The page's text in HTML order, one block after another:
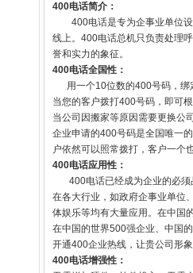
400电话简介：
400电话是专为企事业单位设
线上。400电话总机只负责处理
誉和实力的象征。
400电话全国性：
用一个10位数的400号码，绑
当您的客户拨打400号码，即可
当公司因搬家等原因需要更换公
企业申请的400号码是全国唯一
户依然可以照常拨打，客户一个
400电话应用性：
400电话已经成为企业的必须
在各大行业，如政府企事业单位
体娱乐等均有大量应用。在中国
在中国的世界500强企业、中国
开通400企业热线，让贵公司形
400电话增强性：